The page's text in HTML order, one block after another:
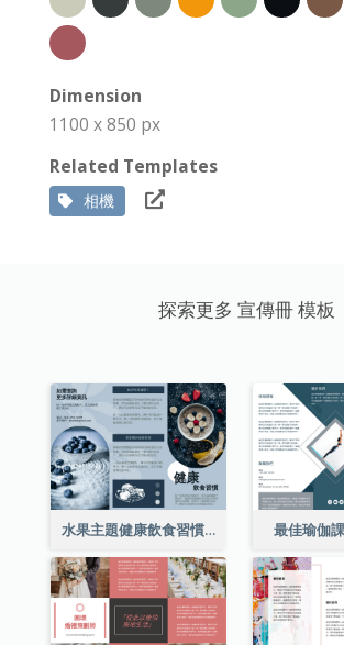
Dimension
1100 x 850 px
Related Templates
相機
探索更多 宣傳冊 模板
水果主題健康飲食習慣小冊子 最佳瑜伽